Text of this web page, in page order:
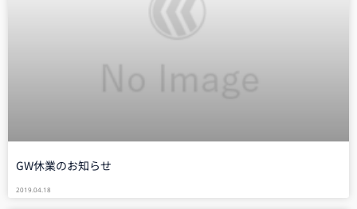
GW休業のお知らせ
2019.04.18